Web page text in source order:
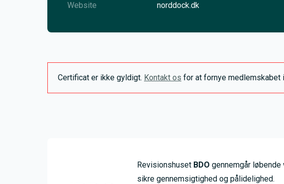
Website
norddock.dk
Certificat er ikke gyldigt. Kontakt os for at fornye medlemskabet i
Revisionshuset BDO gennemgår
sikre gennemsigtighed og pålidelighed.